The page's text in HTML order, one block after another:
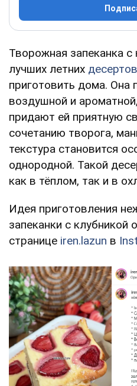
Творожная запеканка с
лучших летних десертов
приготовить дома. Она
воздушной и
придают ей приятную
сочетанию творога,
текстура становится
однородной. Такой
как в тёплом, так и в
Идея приготовления
запеканки с клубникой
странице iren.lazun в